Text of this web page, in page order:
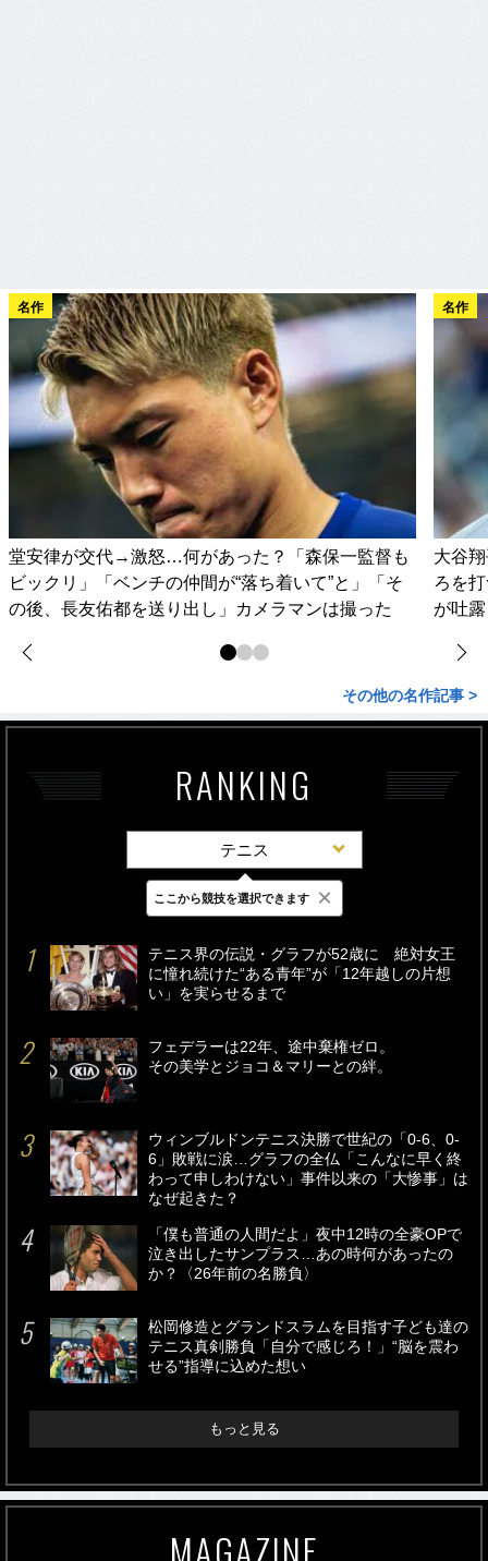
名作
堂安律が交代→激怒…何があった？「森保一監督も
ビックリ」「ベンチの仲間が“落ち着いて”と」「そ
の後、長友佑都を送り出し」カメラマンは撮った
名作
大谷
ろを
が吐
その他の名作記事 >
RANKING
テニス
最新 24時間 週間
テニス界の伝説・グラフが52歳に 絶対女王
に憧れ続けた“ある青年”が「12年越しの片想
い」を実らせるまで
フェデラーは22年、途中棄権ゼロ。
その美学とジョコ＆マリーとの絆。
ウィンブルドンテニス決勝で世紀の「0-6、0-
6」敗戦に涙…グラフの全仏「こんなに早く終
わって申しわけない」事件以来の「大惨事」は
なぜ起きた？
「僕も普通の人間だよ」夜中12時の全豪OPで
泣き出したサンプラス…あの時何があったの
か？〈26年前の名勝負〉
松岡修造とグランドスラムを目指す子ども達の
テニス真剣勝負「自分で感じろ！」“脳を震わ
せる”指導に込めた想い
もっと見る
MAGAZINE
ここから競技を選択できます ×